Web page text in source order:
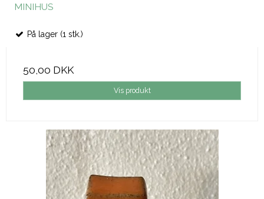
MINIHUS
På lager (1 stk.)
50,00 DKK
Vis produkt